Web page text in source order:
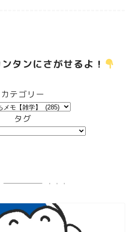
タンにさがせるよ！
カテゴリー
タグ